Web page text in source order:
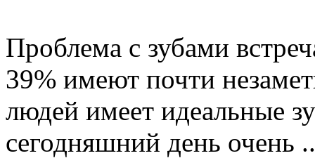
Проблема с зубами
39% имеют почти
людей имеет идеальные
сегодняшний день очень